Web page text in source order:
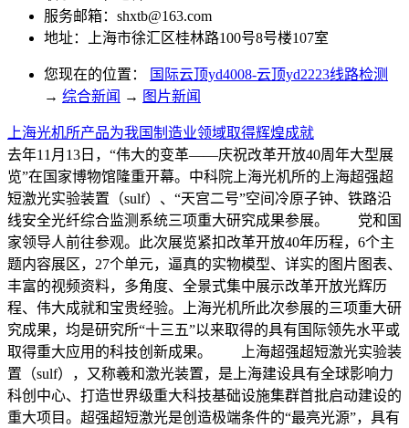
服务邮箱： shxtb@163.com
地址：上海市徐汇区桂林路100号8号楼107室
您现在的位置：
国际云顶yd4008-云顶yd2223线路检测
→ 综合新闻 → 图片新闻
上海光机所产品为我国制造业领域取得辉煌成就
去年11月13日，“伟大的变革——庆祝改革开放40周年大型展
览”在国家博物馆隆重开幕。中科院上海光机所的上海超强超
短激光实验装置（sulf）、“天宫二号”空间冷原子钟、铁路沿
线安全光纤综合监测系统三项重大研究成果参展。 党和国
家领导人前往参观。此次展览紧扣改革开放40年历程，6个主
题内容展区，27个单元，逼真的实物模型、详实的图片图表、
丰富的视频资料，多角度、全景式集中展示改革开放光辉历
程、伟大成就和宝贵经验。上海光机所此次参展的三项重大研
究成果，均是研究所“十三五”以来取得的具有国际领先水平或
取得重大应用的科技创新成果。 上海超强超短激光实验装
置（sulf），又称羲和激光装置，是上海建设具有全球影响力
科创中心、打造世界级重大科技基础设施集群首批启动建设的
重大项目。超强超短激光是创造极端条件的“最亮光源”，具有